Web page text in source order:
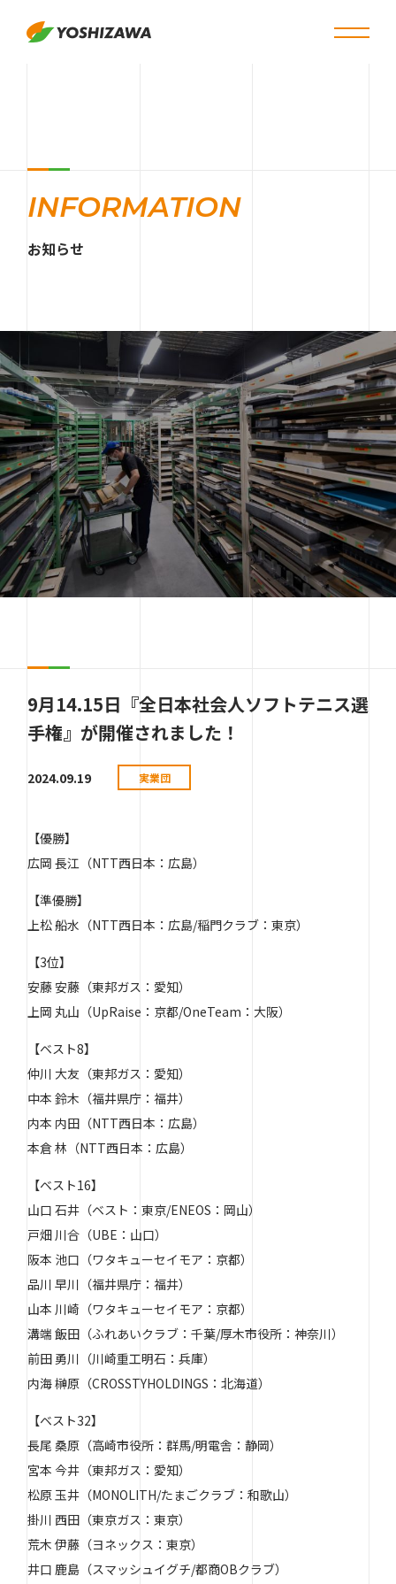
INFORMATION
お知らせ
9月14.15日『全日本社会人ソフトテニス選
手権』が開催されました！
2024.09.19 実業団
【優勝】
広岡 長江（NTT西日本：広島）
【準優勝】
上松 船水（NTT西日本：広島/稲門クラブ：東京）
【3位】
安藤 安藤（東邦ガス：愛知）
上岡 丸山（UpRaise：京都/OneTeam：大阪）
【ベスト8】
仲川 大友（東邦ガス：愛知）
中本 鈴木（福井県庁：福井）
内本 内田（NTT西日本：広島）
本倉 林（NTT西日本：広島）
【ベスト16】
山口 石井（ベスト：東京/ENEOS：岡山）
戸畑 川合（UBE：山口）
阪本 池口（ワタキューセイモア：京都）
品川 早川（福井県庁：福井）
山本 川崎（ワタキューセイモア：京都）
溝端 飯田（ふれあいクラブ：千葉/厚木市役所：神奈川）
前田 勇川（川崎重工明石：兵庫）
内海 榊原（CROSSTYHOLDINGS：北海道）
【ベスト32】
長尾 桑原（高崎市役所：群馬/明電舎：静岡）
宮本 今井（東邦ガス：愛知）
松原 玉井（MONOLITH/たまごクラブ：和歌山）
掛川 西田（東京ガス：東京）
荒木 伊藤（ヨネックス：東京）
井口 鹿島（スマッシュイグチ/都商OBクラブ）